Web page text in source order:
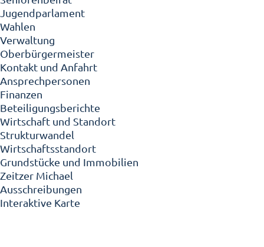
Jugendparlament
Wahlen
Verwaltung
Oberbürgermeister
Kontakt und Anfahrt
Ansprechpersonen
Finanzen
Beteiligungsberichte
Wirtschaft und Standort
Strukturwandel
Wirtschaftsstandort
Grundstücke und Immobilien
Zeitzer Michael
Ausschreibungen
Interaktive Karte